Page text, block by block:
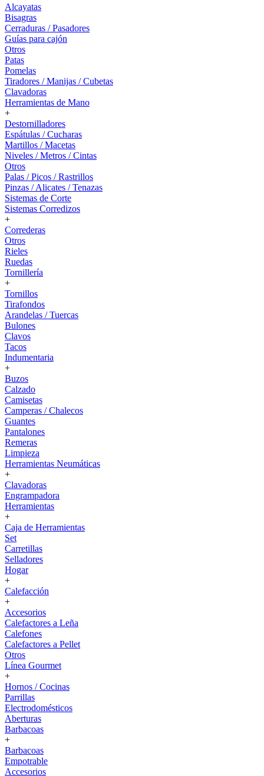
Alcayatas
Bisagras
Cerraduras / Pasadores
Guías para cajón
Otros
Patas
Pomelas
Tiradores / Manijas / Cubetas
Clavadoras
Herramientas de Mano
+
Destornilladores
Espátulas / Cucharas
Martillos / Macetas
Niveles / Metros / Cintas
Otros
Palas / Picos / Rastrillos
Pinzas / Alicates / Tenazas
Sistemas de Corte
Sistemas Corredizos
+
Correderas
Otros
Rieles
Ruedas
Tornillería
+
Tornillos
Tirafondos
Arandelas / Tuercas
Bulones
Clavos
Tacos
Indumentaria
+
Buzos
Calzado
Camisetas
Camperas / Chalecos
Guantes
Pantalones
Remeras
Limpieza
Herramientas Neumáticas
+
Clavadoras
Engrampadora
Herramientas
+
Caja de Herramientas
Set
Carretillas
Selladores
Hogar
+
Calefacción
+
Accesorios
Calefactores a Leña
Calefones
Calefactores a Pellet
Otros
Línea Gourmet
+
Hornos / Cocinas
Parrillas
Electrodomésticos
Aberturas
Barbacoas
+
Barbacoas
Empotrable
Accesorios